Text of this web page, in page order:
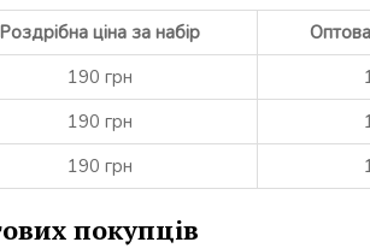
Роздрібна ціна за набір
190 грн
190 грн
190 грн
покупців